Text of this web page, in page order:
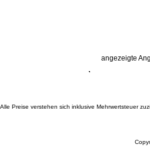
angezeigte
Alle Preise verstehen sich inklusive Mehrwertsteuer